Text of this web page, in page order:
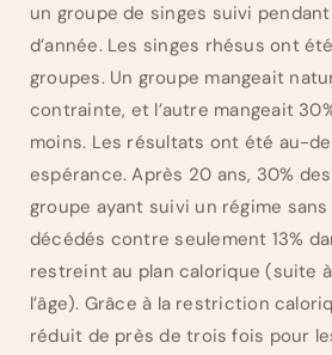
un groupe de singes suivi
d’année. Les singes rhésus ont
groupes. Un groupe mangeait
contrainte, et l’autre mangeait
moins. Les résultats ont été au-
espérance. Après 20 ans, 30%
groupe ayant suivi un régime
décédés contre seulement 13%
restreint au plan calorique (suite
l’âge). Grâce à la restriction
réduit de près de trois fois pour